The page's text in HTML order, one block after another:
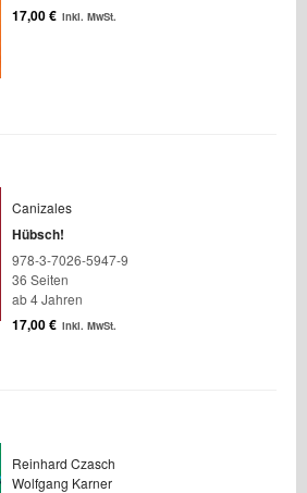
17,00€ inkl. MwSt.
Canizales
Hübsch!
978-3-7026-5947-9
36 Seiten
ab 4 Jahren
17,00€ inkl. MwSt.
Reinhard Czasch
Wolfgang Karner